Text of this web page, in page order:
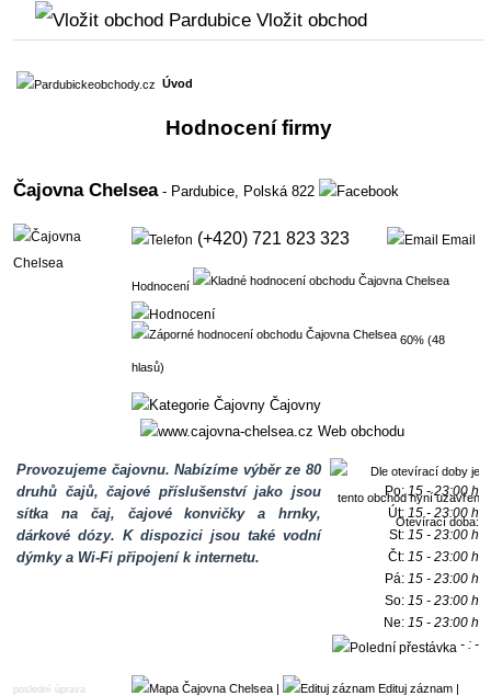
Vložit obchod
Úvod
Hodnocení firmy
Čajovna Chelsea- Pardubice, Polská 822
(+420) 721 823 323 Email
Hodnocení
60% (48
hlasů)
Čajovny
Web obchodu
Provozujeme čajovnu. Nabízíme výběr ze 80
druhů čajů, čajové příslušenství jako jsou
sítka na čaj, čajové konvičky a hrnky,
dárkové dózy. K dispozici jsou také vodní
dýmky a Wi-Fi připojení k internetu.
Otevírací doba:
Po:15 - 23:00 h
Út:15 - 23:00 h
St:15 - 23:00 h
Čt:15 - 23:00 h
Pá:15 - 23:00 h
So:15 - 23:00 h
Ne:15 - 23:00 h
- : -
poslední úprava | Edituj záznam|